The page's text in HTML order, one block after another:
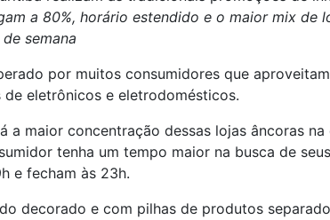
a 80%, horário estendido e o maior mix de
semana
por muitos consumidores que
eletrônicos e eletrodomésticos.
a maior concentração dessas lojas âncoras
tenha um tempo maior na busca de
e fecham às 23h.
decorado e com pilhas de produtos